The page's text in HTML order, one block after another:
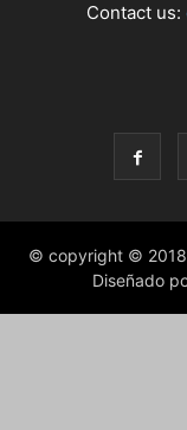
Contact us:
© copyright © 2018
Diseñado